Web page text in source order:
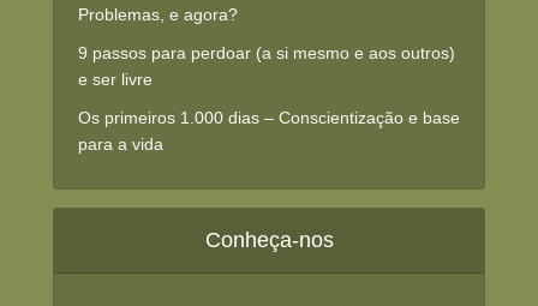
Problemas, e agora?
9 passos para perdoar (a si mesmo e aos outros)
e ser livre
Os primeiros 1.000 dias – Conscientização e base
para a vida
Conheça-nos